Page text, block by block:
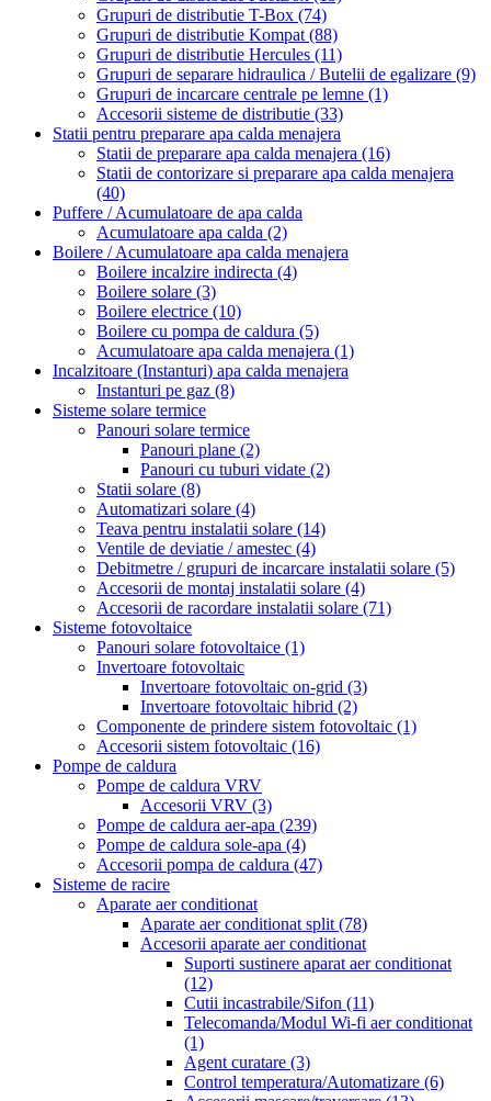
Grupuri de distributie T-Box (74)
Grupuri de distributie Kompat (88)
Grupuri de distributie Hercules (11)
Grupuri de separare hidraulica / Butelii de egalizare (9)
Grupuri de incarcare centrale pe lemne (1)
Accesorii sisteme de distributie (33)
Statii pentru preparare apa calda menajera
Statii de preparare apa calda menajera (16)
Statii de contorizare si preparare apa calda menajera
(40)
Puffere / Acumulatoare de apa calda
Acumulatoare apa calda (2)
Boilere / Acumulatoare apa calda menajera
Boilere incalzire indirecta (4)
Boilere solare (3)
Boilere electrice (10)
Boilere cu pompa de caldura (5)
Acumulatoare apa calda menajera (1)
Incalzitoare (Instanturi) apa calda menajera
Instanturi pe gaz (8)
Sisteme solare termice
Panouri solare termice
Panouri plane (2)
Panouri cu tuburi vidate (2)
Statii solare (8)
Automatizari solare (4)
Teava pentru instalatii solare (14)
Ventile de deviatie / amestec (4)
Debitmetre / grupuri de incarcare instalatii solare (5)
Accesorii de montaj instalatii solare (4)
Accesorii de racordare instalatii solare (71)
Sisteme fotovoltaice
Panouri solare fotovoltaice (1)
Invertoare fotovoltaic
Invertoare fotovoltaic on-grid (3)
Invertoare fotovoltaic hibrid (2)
Componente de prindere sistem fotovoltaic (1)
Accesorii sistem fotovoltaic (16)
Pompe de caldura
Pompe de caldura VRV
Accesorii VRV (3)
Pompe de caldura aer-apa (239)
Pompe de caldura sole-apa (4)
Accesorii pompa de caldura (47)
Sisteme de racire
Aparate aer conditionat
Aparate aer conditionat split (78)
Accesorii aparate aer conditionat
Suporti sustinere aparat aer conditionat
(12)
Cutii incastrabile/Sifon (11)
Telecomanda/Modul Wi-fi aer conditionat
(1)
Agent curatare (3)
Control temperatura/Automatizare (6)